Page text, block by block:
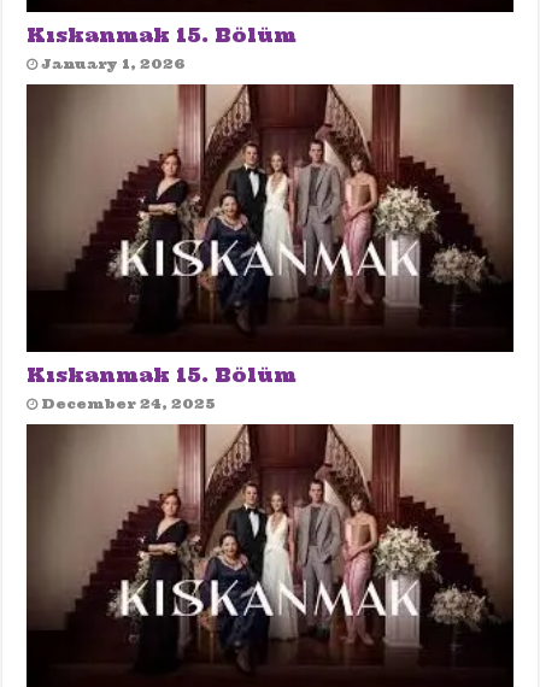
Kıskanmak 15. Bölüm
January 1, 2026
Kıskanmak 15. Bölüm
December 24, 2025